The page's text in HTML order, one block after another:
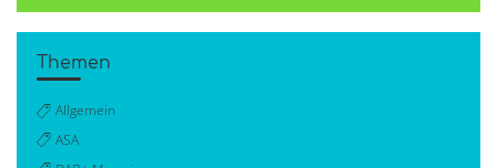
Themen
Allgemein
ASA